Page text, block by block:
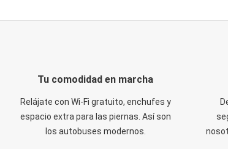
Tu comodidad en marcha
Relájate con Wi-Fi gratuito, enchufes y
espacio extra para las piernas. Así son
los autobuses modernos.